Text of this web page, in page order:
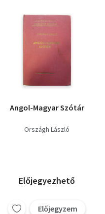
Angol-Magyar Szótár
Országh László
Előjegyezhető
Előjegyzem